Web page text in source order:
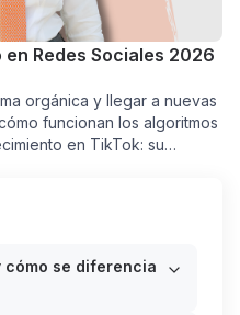
Redes Sociales 2026
orgánica y llegar a nuevas
funcionan los algoritmos
seguir.Estrategias de
son los que funcionan
llamados a la acción que
herramientas que, si no
LinkedIn: Creá un
cómo se diferencia